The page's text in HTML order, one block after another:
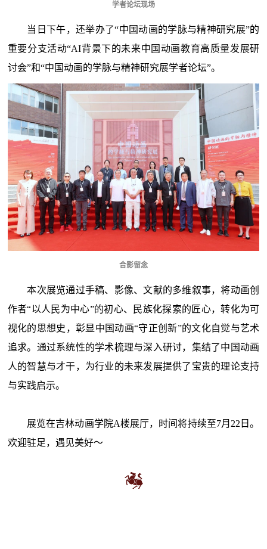
学者论坛现场
当日下午，还举办了“中国动画的学脉与精神研究展”的
重要分支活动“AI背景下的未来中国动画教育高质量发展研
讨会”和“中国动画的学脉与精神研究展学者论坛”。
合影留念
本次展览通过手稿、影像、文献的多维叙事，将动画创
作者“以人民为中心”的初心、民族化探索的匠心，转化为可
视化的思想史，彰显中国动画“守正创新”的文化自觉与艺术
追求。通过系统性的学术梳理与深入研讨，集结了中国动画
人的智慧与才干，为行业的未来发展提供了宝贵的理论支持
与实践启示。
展览在吉林动画学院A楼展厅，时间将持续至7月22日。
欢迎驻足，遇见美好～